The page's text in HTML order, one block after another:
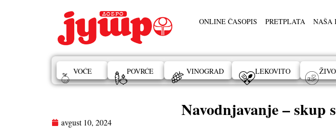
ONLINE ČASOPIS PRETPLATA NAŠA
VOĆE POVRĆE VINOGRAD LEKOVITO
Navodnjavanje – skup
avgust 10, 2024